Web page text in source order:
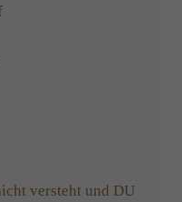
versteht und DU